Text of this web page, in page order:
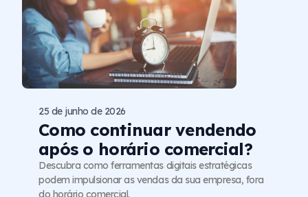
Como continuar vendendo
após o horário comercial?
25 de junho de 2026
Descubra como ferramentas digitais estratégicas
podem impulsionar as vendas da sua empresa, fora
do horário comercial.